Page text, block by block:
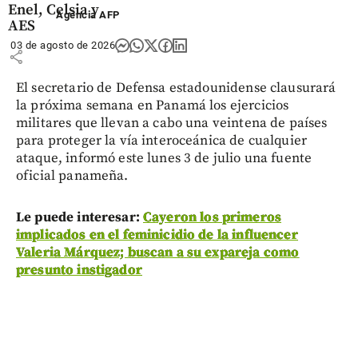
Enel, Celsia y
AES
share
Agencia AFP
03 de agosto de 2026
El secretario de Defensa estadounidense clausurará
la próxima semana en Panamá los ejercicios
militares que llevan a cabo una veintena de países
para proteger la vía interoceánica de cualquier
ataque, informó este lunes 3 de julio una fuente
oficial panameña.
Le puede interesar: Cayeron los primeros
implicados en el feminicidio de la influencer
Valeria Márquez; buscan a su expareja como
presunto instigador